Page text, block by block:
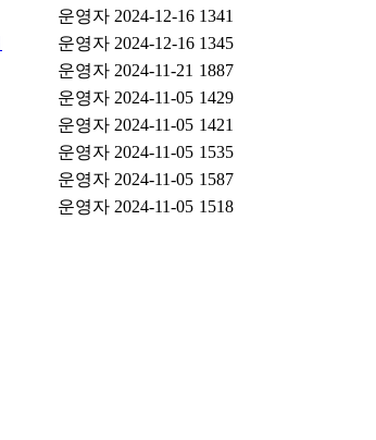
운영자 2024-12-16 1341
운영자 2024-12-16 1345
운영자 2024-11-21 1887
운영자 2024-11-05 1429
운영자 2024-11-05 1421
운영자 2024-11-05 1535
운영자 2024-11-05 1587
운영자 2024-11-05 1518